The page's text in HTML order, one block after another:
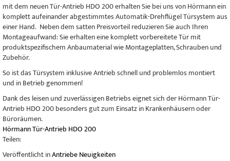
mit dem neuen Tür-Antrieb HDO 200 erhalten Sie bei uns von Hörmann ein
komplett aufeinander abgestimmtes Automatik-Drehflügel Türsystem aus
einer Hand. Neben dem satten Preisvorteil reduzieren Sie auch Ihren
Montageaufwand: Sie erhalten eine komplett vorbereitete Tür mit
produktspezifischem Anbaumaterial wie Montageplatten, Schrauben und
Zubehör.
So ist das Türsystem inklusive Antrieb schnell und problemlos montiert
und in Betrieb genommen!
Dank des leisen und zuverlässigen Betriebs eignet sich der Hörmann Tür-
Antrieb HDO 200 besonders gut zum Einsatz in Krankenhäusern oder
Büroräumen.
HörmannTür-Antrieb HDO 200
Teilen:
Veröffentlicht inAntriebe Neuigkeiten